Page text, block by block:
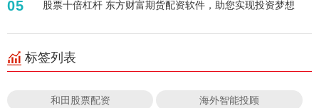
05 股票十倍杠杆 东方财富期货配资软件，助您实现投资梦想
标签列表
和田股票配资 海外智能投顾